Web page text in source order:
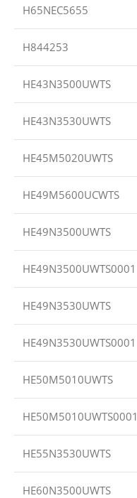
H65NEC5655
H844253
HE43N3500UWTS
HE43N3530UWTS
HE45M5020UWTS
HE49M5600UCWTS
HE49N3500UWTS
HE49N3500UWTS0001
HE49N3530UWTS
HE49N3530UWTS0001
HE50M5010UWTS
HE50M5010UWTS0001
HE55N3530UWTS
HE60N3500UWTS